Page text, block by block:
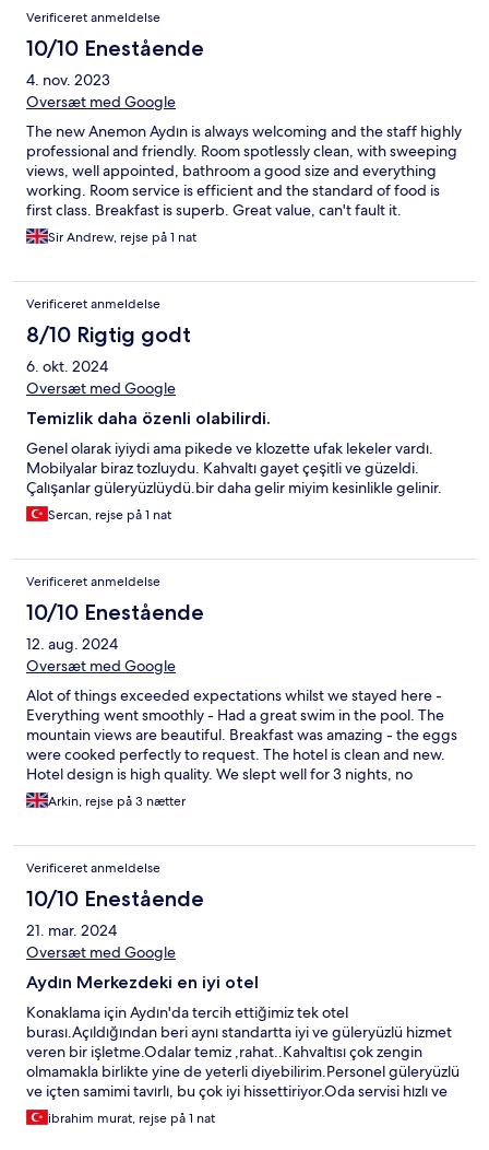
Verificeret anmeldelse
10/10 Enestående
4. nov. 2023
Oversæt med Google
The new Anemon Aydın is always welcoming and the staff highly
professional and friendly. Room spotlessly clean, with sweeping
views, well appointed, bathroom a good size and everything
working. Room service is efficient and the standard of food is
first class. Breakfast is superb. Great value, can't fault it.
Sir Andrew, rejse på 1 nat
Verificeret anmeldelse
8/10 Rigtig godt
6. okt. 2024
Oversæt med Google
Temizlik daha özenli olabilirdi.
Genel olarak iyiydi ama pikede ve klozette ufak lekeler vardı.
Mobilyalar biraz tozluydu. Kahvaltı gayet çeşitli ve güzeldi.
Çalışanlar güleryüzlüydü.bir daha gelir miyim kesinlikle gelinir.
Sercan, rejse på 1 nat
Verificeret anmeldelse
10/10 Enestående
12. aug. 2024
Oversæt med Google
Alot of things exceeded expectations whilst we stayed here -
Everything went smoothly - Had a great swim in the pool. The
mountain views are beautiful. Breakfast was amazing - the eggs
were cooked perfectly to request. The hotel is clean and new.
Hotel design is high quality. We slept well for 3 nights, no
disruptions. Would definitely come here again - Internet was
super fast.
Arkin, rejse på 3 nætter
Verificeret anmeldelse
10/10 Enestående
21. mar. 2024
Oversæt med Google
Aydın Merkezdeki en iyi otel
Konaklama için Aydın'da tercih ettiğimiz tek otel
burası.Açıldığından beri aynı standartta iyi ve güleryüzlü hizmet
veren bir işletme.Odalar temiz ,rahat..Kahvaltısı çok zengin
olmamakla birlikte yine de yeterli diyebilirim.Personel güleryüzlü
ve içten samimi tavırlı, bu çok iyi hissettiriyor.Oda servisi hızlı ve
eksiksiz.Kesinlikle tavsiye ederim.
ibrahim murat, rejse på 1 nat